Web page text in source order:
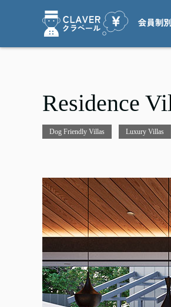
Residence
Dog Friendly Villas Luxury Villas